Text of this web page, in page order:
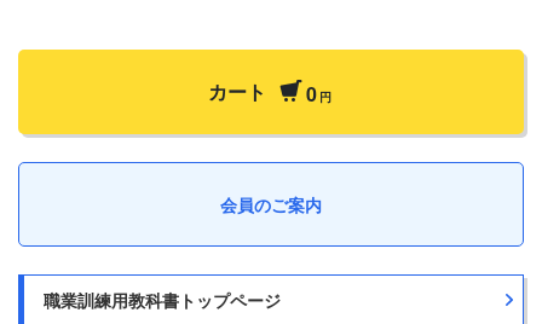
カート 0 円
会員のご案内
職業訓練用教科書トップページ